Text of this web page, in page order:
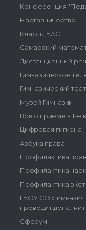
Конференция
Наставничество
Классы БАС
Самарский
Дистанционный
Гимназическое
Гимназический
Музей Гимназии
Всё о приеме в 1-е
Цифровая гигиена
Азбука права
Профилактика
Профилактика
Профилактика
ГБОУ СО
проводит
Сферум